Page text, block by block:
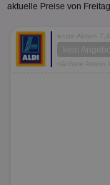
aktuelle Preise von
letzte Aktion
kein
nächste Aktion